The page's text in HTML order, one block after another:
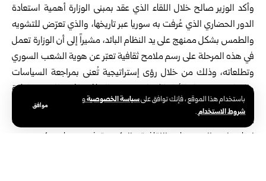
باستخدام هذا الموقع ، فإنك توافق علىسياسة الخصوصيةو
شروط الاستخدام.
موافق
وأكد الوزير صالح خلال اللقاء الذي عقد بمبنى الوزارة أهمية استعادة
الدور الحضاري الذي عُرفت به سوريا عبر تاريخها، والذي تعرّض للتشويه
والطمس بشكل ممنهج على يد النظام البائد، مشيراً إلى أن الوزارة تعمل
في هذه المرحلة على رسم ملامح ثقافية تعبّر عن هوية الشعب السوري
وتطلعاته، وذلك من خلال رؤى إستراتيجية تُعنى بمراجعة السياسات
والقوانين، وتفعيل الأطر الكفيلة بوصف الثقافة رافعة للتغيير وإعادة
الإعمار المجتمعي.
من جانبها، أشارت السيدة بيكدورف إلى ما لمسته من انفتاح وتوجّه
إيجابي لدى المؤسسات الثقافية والحكومية في سوريا، مؤكدة وجود